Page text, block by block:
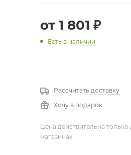
от 1 801 ₽
Есть в наличии
Рассчитать доставку
Хочу в подарок
Цена действительна
магазинах